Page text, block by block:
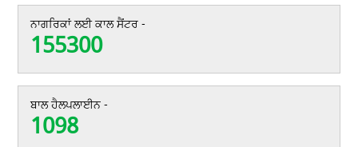
ਨਾਗਰਿਕਾਂ ਲਈ ਕਾਲ ਸੈਂਟਰ -
155300
ਬਾਲ ਹੈਲਪਲਾਈਨ -
1098